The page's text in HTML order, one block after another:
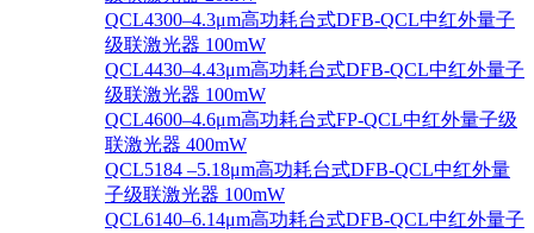
QCL4300–4.3μm高功耗台式DFB-QCL中红外量子
级联激光器 100mW
QCL4430–4.43μm高功耗台式DFB-QCL中红外量子
级联激光器 100mW
QCL4600–4.6μm高功耗台式FP-QCL中红外量子级
联激光器 400mW
QCL5184 –5.18μm高功耗台式DFB-QCL中红外量
子级联激光器 100mW
QCL6140–6.14μm高功耗台式DFB-QCL中红外量子